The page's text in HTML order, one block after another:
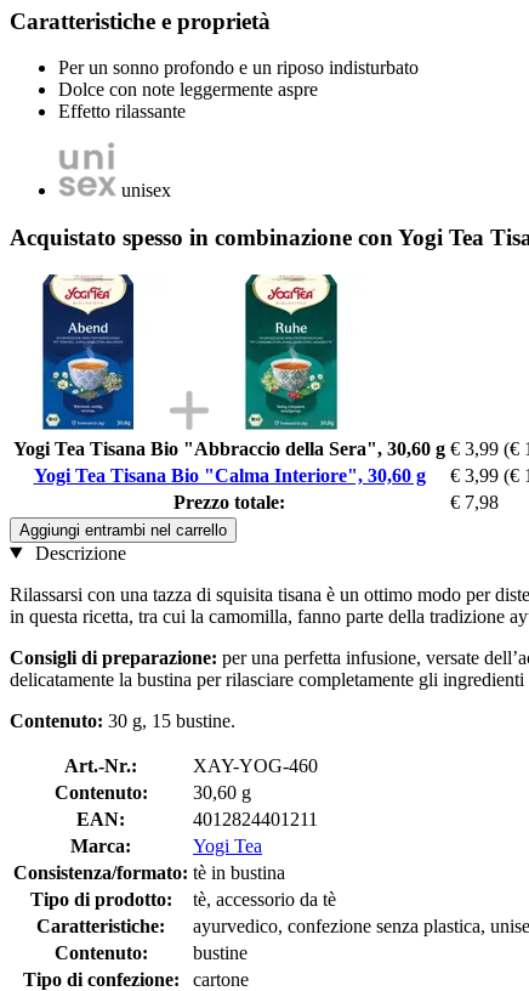
Caratteristiche e proprietà
Per un sonno profondo e un riposo indisturbato
Dolce con note leggermente aspre
Effetto rilassante
unisex
Acquistato spesso in combinazione con Yogi Tea
Yogi Tea Tisana Bio "Abbraccio della Sera", 30,60 g € 3,99 (€
Yogi Tea Tisana Bio "Calma Interiore", 30,60 g
€ 3,99 (€
Prezzo totale:
€ 7,98
Aggiungi entrambi nel carrello
Descrizione
Rilassarsi con una tazza di squisita tisana è un ottimo modo per
in questa ricetta, tra cui la camomilla, fanno parte della tradizione
Consigli di preparazione: per una perfetta infusione, versate
delicatamente la bustina per rilasciare completamente gli
Contenuto: 30 g, 15 bustine.
Art.-Nr.:
XAY-YOG-460
Contenuto:
30,60 g
EAN:
4012824401211
Marca:
Yogi Tea
Consistenza/formato: tè in bustina
Tipo di prodotto:
tè, accessorio da tè
Caratteristiche:
ayurvedico, confezione senza plastica,
Contenuto:
bustine
Tipo di confezione:
cartone